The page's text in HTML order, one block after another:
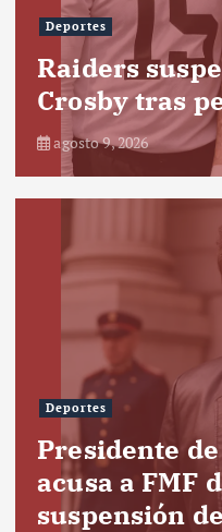
Deportes
Raiders
Crosby tras
agosto 9, 2026
Deportes
Presidente
acusa a FMF
suspensión